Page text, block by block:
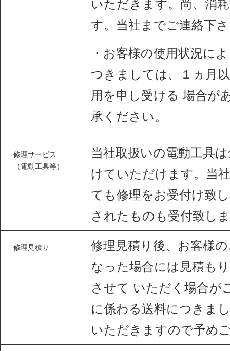
いただきます。尚、消
す。当社までご連絡下
・お客様の使用状況に
つきましては、１ヵ月
用を申し受ける 場合が
承ください。
修理サービス
（電動工具等）
当社取扱いの電動工具
けていただけます。当
ても修理をお受付け致
されたものも受付致し
修理見積り
修理見積り後、お客様
なった場合には見積も
させて いただく場合が
に係わる送料につきま
いただきますので予め